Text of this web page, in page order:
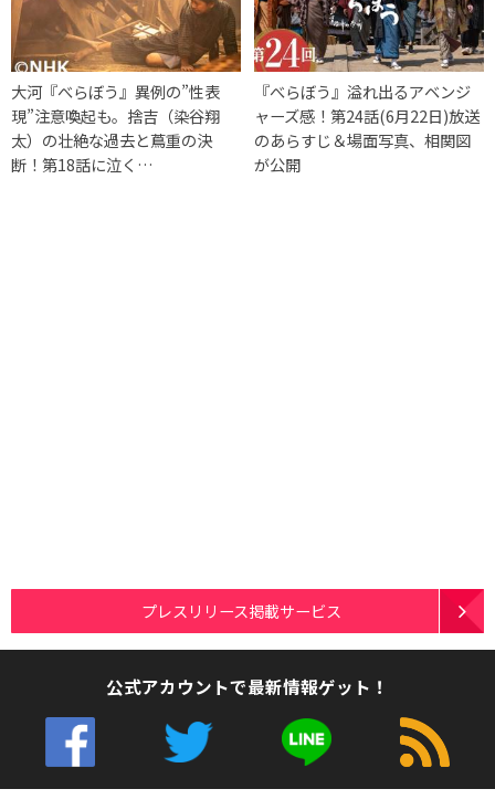
大河『べらぼう』異例の”性表
現”注意喚起も。捨吉（染谷翔
太）の壮絶な過去と蔦重の決
断！第18話に泣く…
『べらぼう』溢れ出るアベンジ
ャーズ感！第24話(6月22日)放送
のあらすじ＆場面写真、相関図
が公開
プレスリリース掲載サービス
公式アカウントで最新情報ゲット！